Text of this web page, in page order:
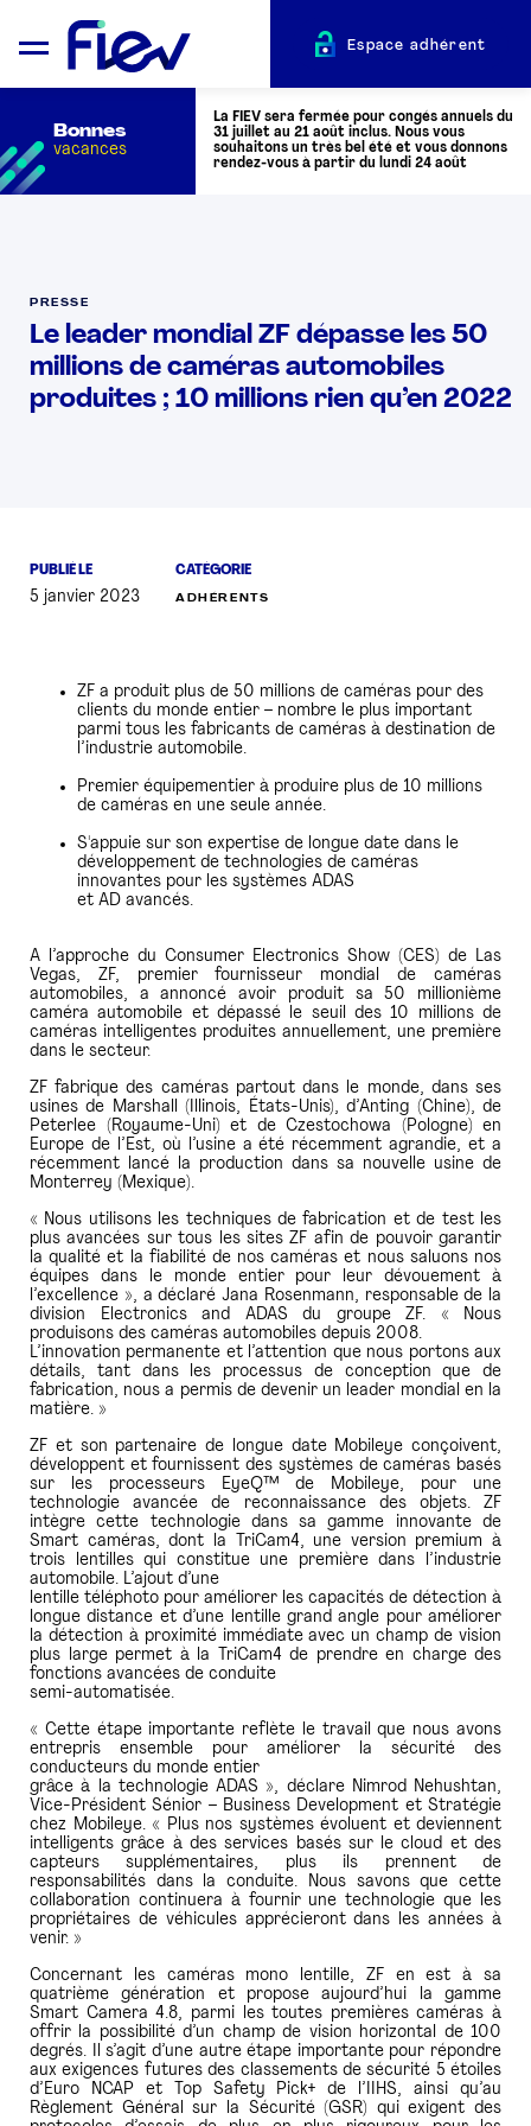
L’AUTOMOTIVE
ADHÉRENTS
PRESSE
Espace adhérent
Bonnes
vacances
La FIEV sera fermée pour congés annuels du
31 juillet au 21 août inclus. Nous vous
souhaitons un très bel été et vous donnons
rendez-vous à partir du lundi 24 août
PRESSE
Le leader mondial ZF dépasse les 50
millions de caméras automobiles
produites ; 10 millions rien qu’en 2022
PUBLIÉ LE
5 janvier 2023
CATÉGORIE
ADHÉRENTS
ZF a produit plus de 50 millions de caméras pour des
clients du monde entier – nombre le plus important
parmi tous les fabricants de caméras à destination de
l’industrie automobile.
Premier équipementier à produire plus de 10 millions
de caméras en une seule année.
S'appuie sur son expertise de longue date dans le
développement de technologies de caméras
innovantes pour les systèmes ADAS
et AD avancés.
A l’approche du Consumer Electronics Show (CES) de Las
Vegas, ZF, premier fournisseur mondial de caméras
automobiles, a annoncé avoir produit sa 50 millionième
caméra automobile et dépassé le seuil des 10 millions de
caméras intelligentes produites annuellement, une première
dans le secteur.
ZF fabrique des caméras partout dans le monde, dans ses
usines de Marshall (Illinois, États-Unis), d’Anting (Chine), de
Peterlee (Royaume-Uni) et de Czestochowa (Pologne) en
Europe de l’Est, où l’usine a été récemment agrandie, et a
récemment lancé la production dans sa nouvelle usine de
Monterrey (Mexique).
« Nous utilisons les techniques de fabrication et de test les
plus avancées sur tous les sites ZF afin de pouvoir garantir
la qualité et la fiabilité de nos caméras et nous saluons nos
équipes dans le monde entier pour leur dévouement à
l’excellence », a déclaré Jana Rosenmann, responsable de la
division Electronics and ADAS du groupe ZF. « Nous
produisons des caméras automobiles depuis 2008.
L’innovation permanente et l’attention que nous portons aux
détails, tant dans les processus de conception que de
fabrication, nous a permis de devenir un leader mondial en la
matière. »
ZF et son partenaire de longue date Mobileye conçoivent,
développent et fournissent des systèmes de caméras basés
sur les processeurs EyeQ™ de Mobileye, pour une
technologie avancée de reconnaissance des objets. ZF
intègre cette technologie dans sa gamme innovante de
Smart caméras, dont la TriCam4, une version premium à
trois lentilles qui constitue une première dans l’industrie
automobile. L’ajout d’une
lentille téléphoto pour améliorer les capacités de détection à
longue distance et d’une lentille grand angle pour améliorer
la détection à proximité immédiate avec un champ de vision
plus large permet à la TriCam4 de prendre en charge des
fonctions avancées de conduite
semi-automatisée.
« Cette étape importante reflète le travail que nous avons
entrepris ensemble pour améliorer la sécurité des
conducteurs du monde entier
grâce à la technologie ADAS », déclare Nimrod Nehushtan,
Vice-Président Sénior – Business Development et Stratégie
chez Mobileye. « Plus nos systèmes évoluent et deviennent
intelligents grâce à des services basés sur le cloud et des
capteurs supplémentaires, plus ils prennent de
responsabilités dans la conduite. Nous savons que cette
collaboration continuera à fournir une technologie que les
propriétaires de véhicules apprécieront dans les années à
venir. »
Concernant les caméras mono lentille, ZF en est à sa
quatrième génération et propose aujourd’hui la gamme
Smart Camera 4.8, parmi les toutes premières caméras à
offrir la possibilité d’un champ de vision horizontal de 100
degrés. Il s’agit d’une autre étape importante pour répondre
aux exigences futures des classements de sécurité 5 étoiles
d’Euro NCAP et Top Safety Pick+ de l’IIHS, ainsi qu’au
Règlement Général sur la Sécurité (GSR) qui exigent des